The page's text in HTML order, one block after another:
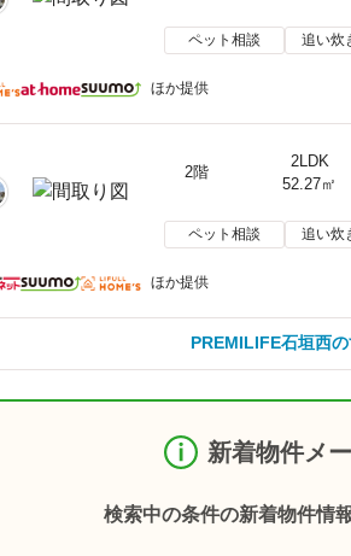
ペット相談 追い炊
ほか提供
2階
2LDK
52.27㎡
ペット相談 追い炊
ほか提供
PREMILIFE石垣西
新着物件メ
検索中の条件の新着物件情